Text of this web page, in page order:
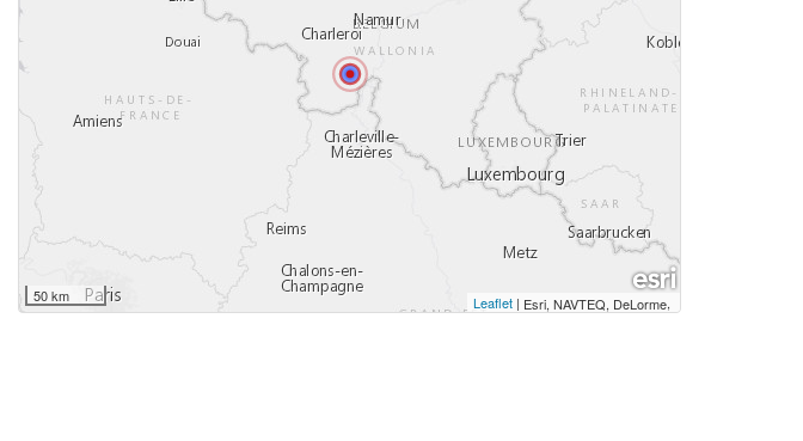
50 km Leaflet | Esri, NAVTEQ, DeLorme,